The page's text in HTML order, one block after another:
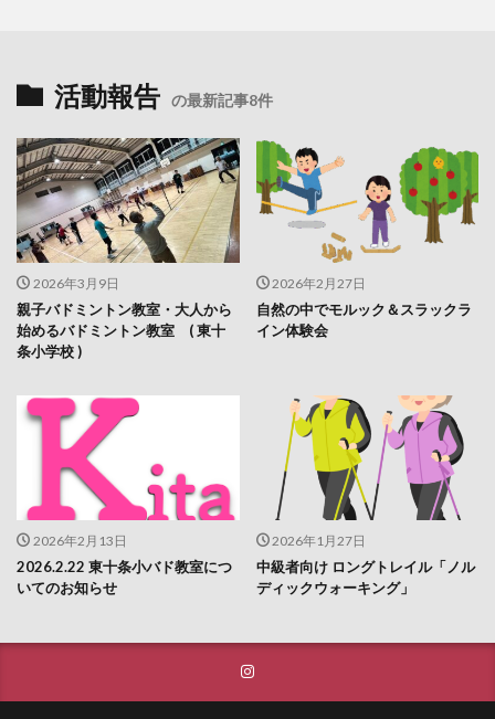
活動報告 の最新記事8件
2026年3月9日
親子バドミントン教室・大人から
始めるバドミントン教室 ( 東十
条小学校 )
2026年2月27日
自然の中でモルック＆スラックラ
イン体験会
2026年2月13日
2026.2.22 東十条小バド教室につ
いてのお知らせ
2026年1月27日
中級者向け ロングトレイル「ノル
ディックウォーキング」